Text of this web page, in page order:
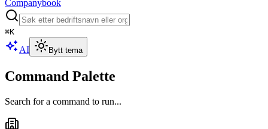
Companybook
⌘K
AI Bytt tema
Command Palette
Search for a command to run...